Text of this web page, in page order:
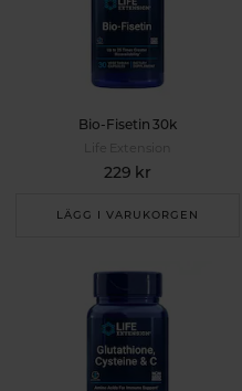
Bio-Fisetin 30k
Life Extension
229 kr
LÄGG I VARUKORGEN